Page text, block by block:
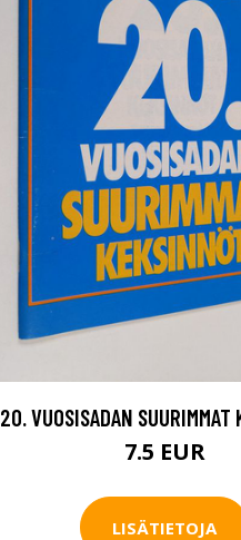
20. VUOSISADAN SUURIMMAT
7.5 EUR
LISÄTIETOJA